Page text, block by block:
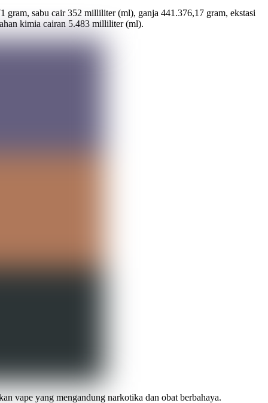
gram, sabu cair 352 milliliter (ml), ganja 441.376,17 gram, ekstasi
kimia cairan 5.483 milliliter (ml).
vape yang mengandung narkotika dan obat berbahaya.